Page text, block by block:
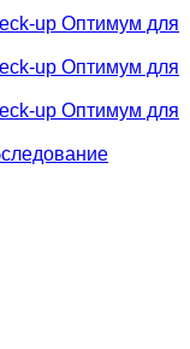
up Оптимум для
up Оптимум для
up Оптимум для